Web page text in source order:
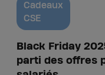
Cadeaux
CSE
Black Friday
parti des offres